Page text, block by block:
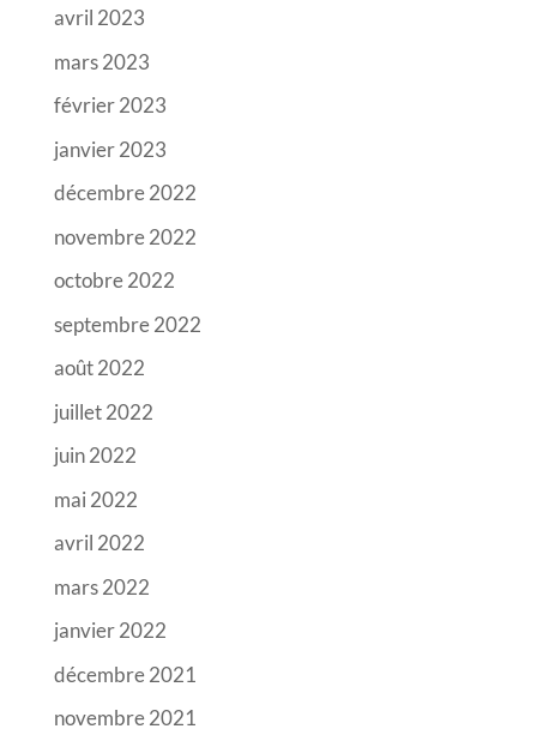
avril 2023
mars 2023
février 2023
janvier 2023
décembre 2022
novembre 2022
octobre 2022
septembre 2022
août 2022
juillet 2022
juin 2022
mai 2022
avril 2022
mars 2022
janvier 2022
décembre 2021
novembre 2021